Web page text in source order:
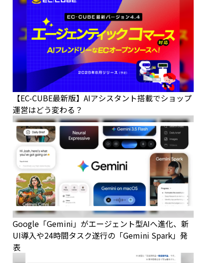
【EC-CUBE最新版】AIアシスタント搭載でショップ
運営はどう変わる？
Google「Gemini」がエージェント型AIへ進化、新
UI導入や24時間タスク遂行の「Gemini Spark」発
表